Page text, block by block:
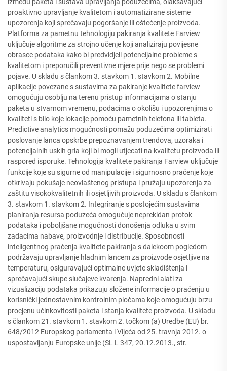
proaktivno upravljanje kvalitetom i automatizirane sisteme
upozorenja koji sprečavaju pogoršanje ili oštećenje proizvoda.
Platforma za pametnu tehnologiju pakiranja kvalitete Farview
uključuje algoritme za strojno učenje koji analiziraju povijesne
obrasce podataka kako bi predvidjeli potencijalne probleme s
kvalitetom i preporučili preventivne mjere prije nego se problemi
pojave. U skladu s člankom 3. stavkom 1. stavkom 2. Mobilne
aplikacije povezane s sustavima za pakiranje kvalitete farview
omogućuju osoblju na terenu pristup informacijama o stanju
paketa u stvarnom vremenu, podacima o okolišu i upozorenjima o
kvaliteti s bilo koje lokacije pomoću pametnih telefona ili tableta.
Predictive analytics mogućnosti pomažu poduzećima optimizirati
poslovanje lanca opskrbe prepoznavanjem trendova, uzoraka i
potencijalnih uskih grla koji bi mogli utjecati na kvalitetu proizvoda ili
raspored isporuke. Tehnologija kvalitete pakiranja Farview uključuje
funkcije koje su sigurne od manipulacije i sigurnosno praćenje koje
otkrivaju pokušaje neovlaštenog pristupa i pružaju upozorenja za
zaštitu visokokvalitetnih ili osjetljivih proizvoda. U skladu s člankom
3. stavkom 1. stavkom 2. Integriranje s postojećim sustavima
planiranja resursa poduzeća omogućuje neprekidan protok
podataka i poboljšane mogućnosti donošenja odluka u svim
zadacima nabave, proizvodnje i distribucije. Sposobnosti
inteligentnog praćenja kvalitete pakiranja s dalekoom pogledom
podržavaju upravljanje hladnim lancem za proizvode osjetljive na
temperaturu, osiguravajući optimalne uvjete skladištenja i
sprečavajući skupe slučajeve kvarenja. Napredni alati za
vizualizaciju podataka prikazuju složene informacije o praćenju u
korisnički jednostavnim kontrolnim pločama koje omogućuju brzu
procjenu učinkovitosti paketa i stanja kvalitete proizvoda. U skladu
s člankom 21. stavkom 1. stavkom 2. točkom (a) Uredbe (EU) br.
648/2012 Europskog parlamenta i Vijeća od 25. travnja 2012. o
uspostavljanju Europske unije (SL L 347, 20.12.2013., str.